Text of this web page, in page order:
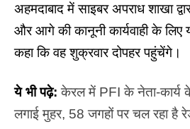
अहमदाबाद में साइबर अपराध शाखा
और आगे की कानूनी कार्यवाही के लिए
कहा कि वह शुक्रवार दोपहर पहुंचेंगे।
ये भी पढ़े: केरल में PFI के नेता-कार्य
लगाई मुहर, 58 जगहों पर चल रहा है